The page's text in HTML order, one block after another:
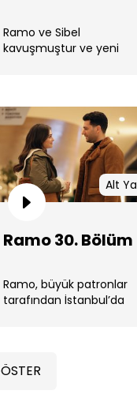
Ramo ve Sibel
kavuşmuştur ve yeni
Alt
Ramo 30. Bölüm
Ramo, büyük patronlar
tarafından İstanbul’da